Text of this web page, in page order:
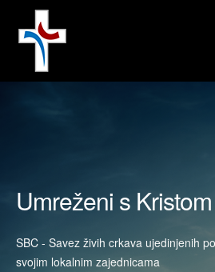
Traži...
Umreženi s
SBC - Savez živih crkava ujedinjenih
svojim lokalnim zajednicama